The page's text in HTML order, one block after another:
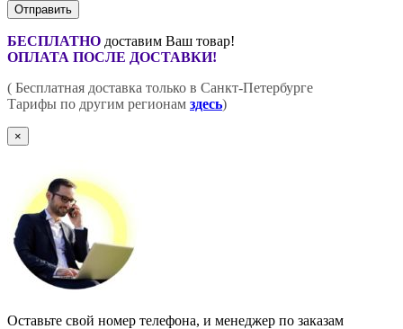
Отправить
БЕСПЛАТНО доставим Ваш товар!
ОПЛАТА ПОСЛЕ ДОСТАВКИ!
( Бесплатная доставка только в Санкт-Петербурге
Тарифы по другим регионам здесь)
×
Оставьте свой номер телефона, и менеджер по заказам